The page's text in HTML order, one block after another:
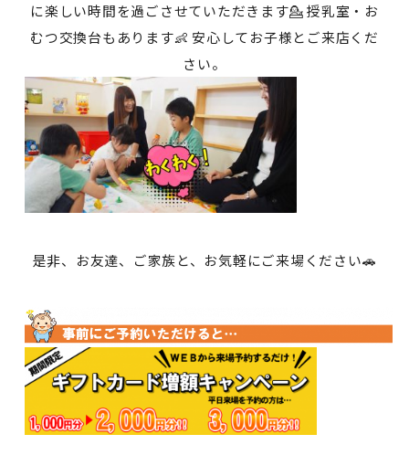
に楽しい時間を過ごさせていただきます💁 授乳室・お
むつ交換台もあります👶 安心してお子様とご来店くだ
さい。
是非、お友達、ご家族と、お気軽にご来場ください🚗